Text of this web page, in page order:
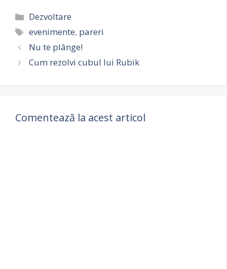
Categorii
Dezvoltare
Etichete
evenimente, pareri
Nu te plânge!
Cum rezolvi cubul lui Rubik
Comentează la acest articol